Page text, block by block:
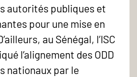
autorités publiques et
pour une mise en
au Sénégal, l’ISC
l’alignement des ODD
nationaux par le